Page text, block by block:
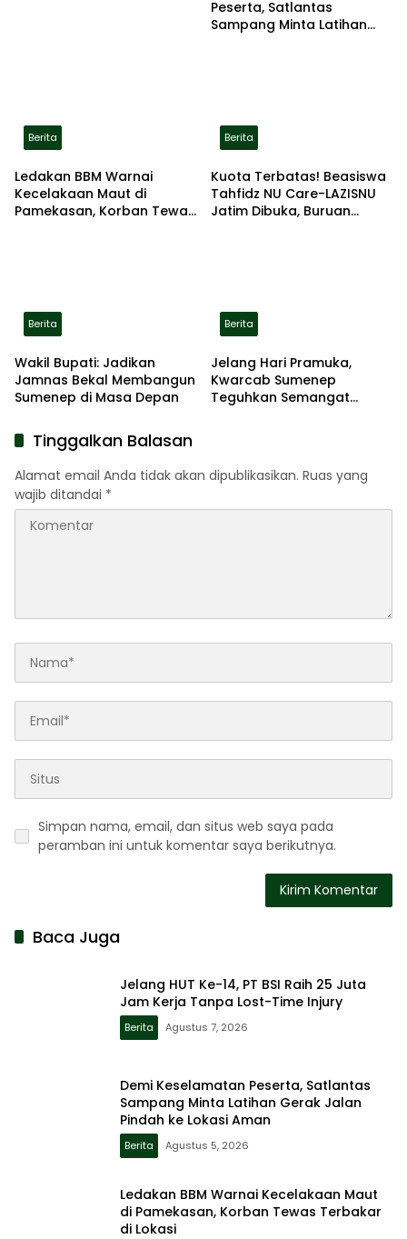
Peserta, Satlantas
Sampang Minta Latihan
Berita
Ledakan BBM Warnai
Kecelakaan Maut di
Pamekasan, Korban Tewas
Berita
Kuota Terbatas! Beasiswa
Tahfidz NU Care-LAZISNU
Jatim Dibuka, Buruan
Berita
Wakil Bupati: Jadikan
Jamnas Bekal Membangun
Sumenep di Masa Depan
Berita
Jelang Hari Pramuka,
Kwarcab Sumenep
Teguhkan Semangat
Tinggalkan Balasan
Alamat email Anda tidak akan dipublikasikan. Ruas yang
wajib ditandai *
Simpan nama, email, dan situs web saya pada
peramban ini untuk komentar saya berikutnya.
Baca Juga
Jelang HUT Ke-14, PT BSI Raih 25 Juta
Jam Kerja Tanpa Lost-Time Injury
Berita Agustus 7, 2026
Demi Keselamatan Peserta, Satlantas
Sampang Minta Latihan Gerak Jalan
Pindah ke Lokasi Aman
Berita Agustus 5, 2026
Ledakan BBM Warnai Kecelakaan Maut
di Pamekasan, Korban Tewas Terbakar
di Lokasi